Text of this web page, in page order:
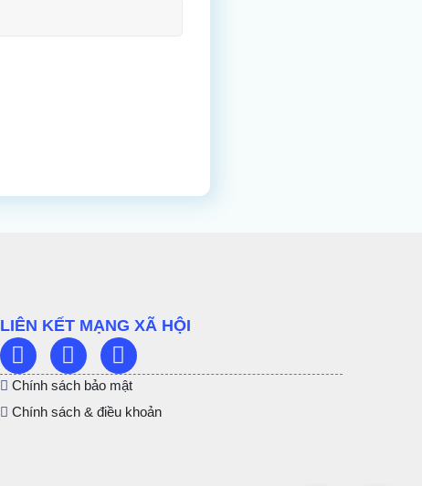
LIÊN KẾT MẠNG XÃ HỘI
Chính sách bảo mật
Chính sách & điều khoản